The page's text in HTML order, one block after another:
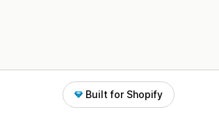
Built for Shopify